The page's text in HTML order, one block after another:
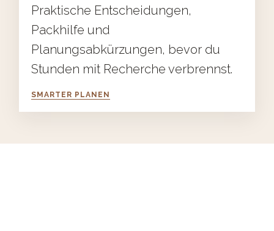
Praktische Entscheidungen,
Packhilfe und
Planungsabkürzungen, bevor du
Stunden mit Recherche verbrennst.
SMARTER PLANEN